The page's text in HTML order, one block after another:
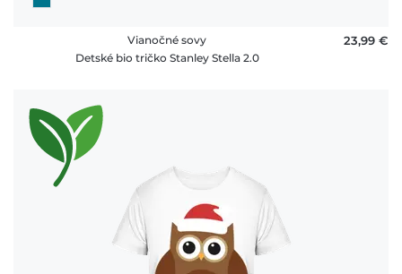
Vianočné sovy
Detské bio tričko Stanley Stella 2.0
23,99 €